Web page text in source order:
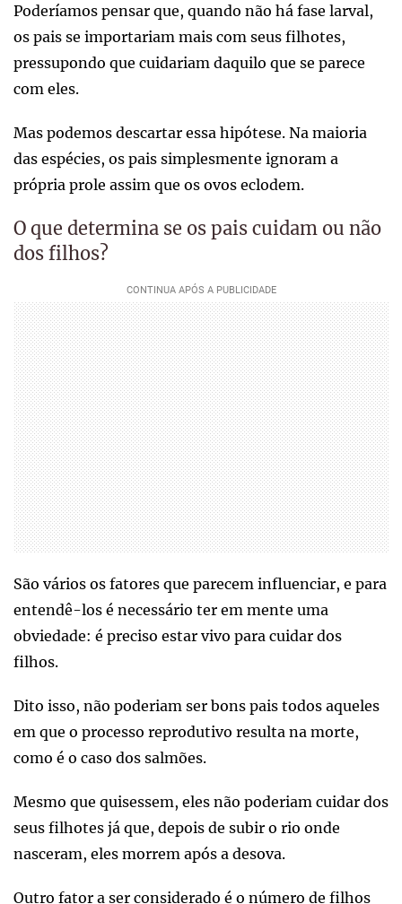
Poderíamos pensar que, quando não há fase larval,
os pais se importariam mais com seus filhotes,
pressupondo que cuidariam daquilo que se parece
com eles.
Mas podemos descartar essa hipótese. Na maioria
das espécies, os pais simplesmente ignoram a
própria prole assim que os ovos eclodem.
O que determina se os pais cuidam ou não
dos filhos?
São vários os fatores que parecem influenciar, e para
entendê-los é necessário ter em mente uma
obviedade: é preciso estar vivo para cuidar dos
filhos.
Dito isso, não poderiam ser bons pais todos aqueles
em que o processo reprodutivo resulta na morte,
como é o caso dos salmões.
Mesmo que quisessem, eles não poderiam cuidar dos
seus filhotes já que, depois de subir o rio onde
nasceram, eles morrem após a desova.
Outro fator a ser considerado é o número de filhos